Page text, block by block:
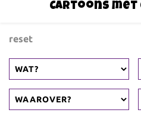
Cartoons met
reset